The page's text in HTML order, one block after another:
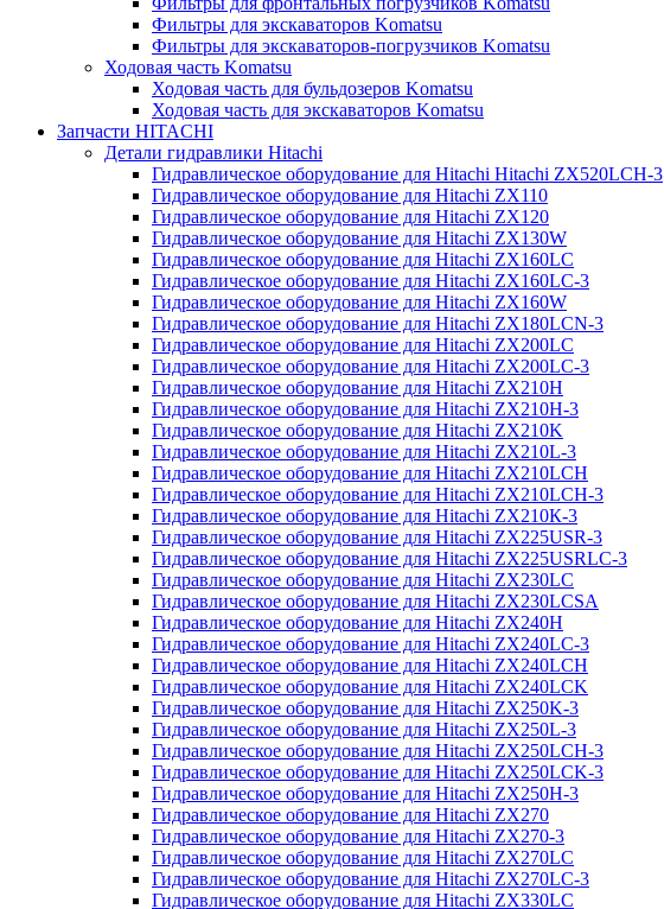
Фильтры для экскаваторов Komatsu
Фильтры для экскаваторов-погрузчиков Komatsu
Ходовая часть Komatsu
Ходовая часть для бульдозеров Komatsu
Ходовая часть для экскаваторов Komatsu
Запчасти HITACHI
Детали гидравлики Hitachi
Гидравлическое оборудование для Hitachi Hitachi ZX520LCH-3
Гидравлическое оборудование для Hitachi ZX110
Гидравлическое оборудование для Hitachi ZX120
Гидравлическое оборудование для Hitachi ZX130W
Гидравлическое оборудование для Hitachi ZX160LC
Гидравлическое оборудование для Hitachi ZX160LC-3
Гидравлическое оборудование для Hitachi ZX160W
Гидравлическое оборудование для Hitachi ZX180LCN-3
Гидравлическое оборудование для Hitachi ZX200LC
Гидравлическое оборудование для Hitachi ZX200LC-3
Гидравлическое оборудование для Hitachi ZX210H
Гидравлическое оборудование для Hitachi ZX210H-3
Гидравлическое оборудование для Hitachi ZX210K
Гидравлическое оборудование для Hitachi ZX210L-3
Гидравлическое оборудование для Hitachi ZX210LCH
Гидравлическое оборудование для Hitachi ZX210LCH-3
Гидравлическое оборудование для Hitachi ZX210К-3
Гидравлическое оборудование для Hitachi ZX225USR-3
Гидравлическое оборудование для Hitachi ZX225USRLC-3
Гидравлическое оборудование для Hitachi ZX230LC
Гидравлическое оборудование для Hitachi ZX230LCSA
Гидравлическое оборудование для Hitachi ZX240H
Гидравлическое оборудование для Hitachi ZX240LC-3
Гидравлическое оборудование для Hitachi ZX240LCH
Гидравлическое оборудование для Hitachi ZX240LCK
Гидравлическое оборудование для Hitachi ZX250K-3
Гидравлическое оборудование для Hitachi ZX250L-3
Гидравлическое оборудование для Hitachi ZX250LCH-3
Гидравлическое оборудование для Hitachi ZX250LCK-3
Гидравлическое оборудование для Hitachi ZX250Н-3
Гидравлическое оборудование для Hitachi ZX270
Гидравлическое оборудование для Hitachi ZX270-3
Гидравлическое оборудование для Hitachi ZX270LC
Гидравлическое оборудование для Hitachi ZX270LC-3
Гидравлическое оборудование для Hitachi ZX330LC